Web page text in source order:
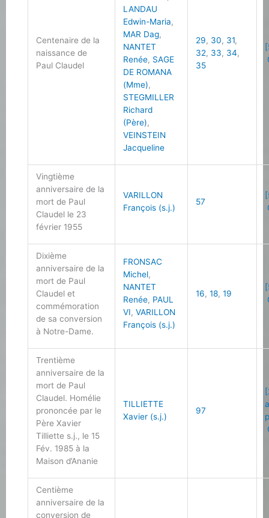
Centenaire de la
naissance de
Paul Claudel
LANDAU
Edwin-Maria,
MAR Dag,
NANTET
Renée, SAGE
DE ROMANA
(Mme),
STEGMILLER
Richard
(Père),
VEINSTEIN
Jacqueline
29, 30, 31,
32, 33, 34,
35
Vingtième
anniversaire de la
mort de Paul
Claudel le 23
février 1955
VARILLON
François (s.j.)
57
Dixième
anniversaire de la
mort de Paul
Claudel et
commémoration
de sa conversion
à Notre-Dame.
FRONSAC
Michel,
NANTET
Renée, PAUL
VI,VARILLON
François (s.j.)
16,18,19
Trentième
anniversaire de la
mort de Paul
Claudel. Homélie
prononcée par le
Père Xavier
Tilliette s.j., le 15
Fév. 1985 à la
Maison d’Ananie
TILLIETTE
Xavier (s.j.)
97
Centième
anniversaire de la
conversion de